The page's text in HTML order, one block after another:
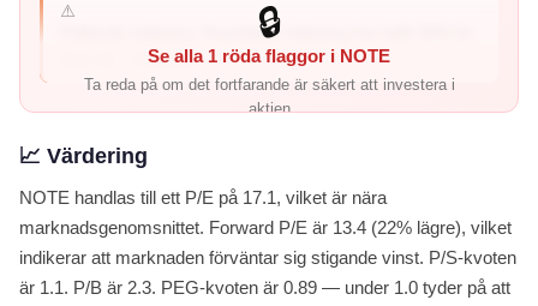
⚠️
Fallande intjäning: Kvartalets intjäning har fallit 26% år-
över-år – företage...
🔒
Se alla 1 röda flaggor i NOTE
Ta reda på om det fortfarande är säkert att investera i
aktien
📈 Värdering
NOTE handlas till ett P/E på 17.1, vilket är nära
marknadsgenomsnittet. Forward P/E är 13.4 (22% lägre), vilket
indikerar att marknaden förväntar sig stigande vinst. P/S-kvoten
är 1.1. P/B är 2.3. PEG-kvoten är 0.89 — under 1.0 tyder på att